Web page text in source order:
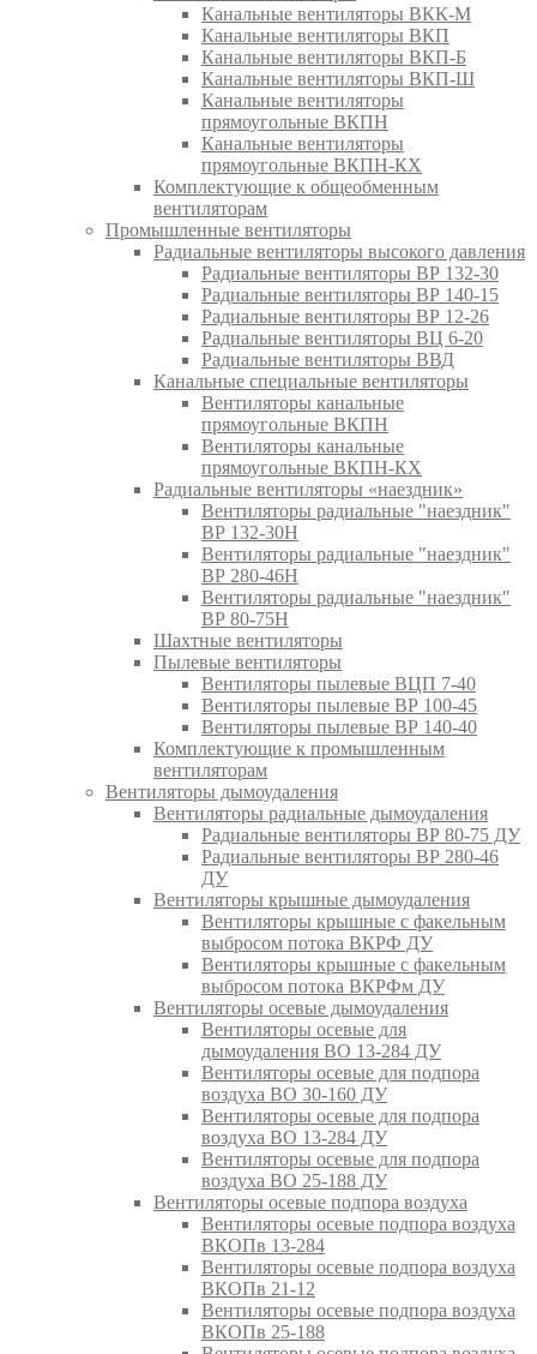
Канальные вентиляторы ВКК-М
Канальные вентиляторы ВКП
Канальные вентиляторы ВКП-Б
Канальные вентиляторы ВКП-Ш
Канальные вентиляторы
прямоугольные ВКПН
Канальные вентиляторы
прямоугольные ВКПН-КХ
Комплектующие к общеобменным
вентиляторам
Промышленные вентиляторы
Радиальные вентиляторы высокого давления
Радиальные вентиляторы ВР 132-30
Радиальные вентиляторы ВР 140-15
Радиальные вентиляторы ВР 12-26
Радиальные вентиляторы ВЦ 6-20
Радиальные вентиляторы ВВД
Канальные специальные вентиляторы
Вентиляторы канальные
прямоугольные ВКПН
Вентиляторы канальные
прямоугольные ВКПН-КХ
Радиальные вентиляторы «наездник»
Вентиляторы радиальные "наездник"
ВР 132-30Н
Вентиляторы радиальные "наездник"
ВР 280-46Н
Вентиляторы радиальные "наездник"
ВР 80-75Н
Шахтные вентиляторы
Пылевые вентиляторы
Вентиляторы пылевые ВЦП 7-40
Вентиляторы пылевые ВР 100-45
Вентиляторы пылевые ВР 140-40
Комплектующие к промышленным
вентиляторам
Вентиляторы дымоудаления
Вентиляторы радиальные дымоудаления
Радиальные вентиляторы ВР 80-75 ДУ
Радиальные вентиляторы ВР 280-46
ДУ
Вентиляторы крышные дымоудаления
Вентиляторы крышные с факельным
выбросом потока ВКРФ ДУ
Вентиляторы крышные с факельным
выбросом потока ВКРФм ДУ
Вентиляторы осевые дымоудаления
Вентиляторы осевые для
дымоудаления ВО 13-284 ДУ
Вентиляторы осевые для подпора
воздуха ВО 30-160 ДУ
Вентиляторы осевые для подпора
воздуха ВО 13-284 ДУ
Вентиляторы осевые для подпора
воздуха ВО 25-188 ДУ
Вентиляторы осевые подпора воздуха
Вентиляторы осевые подпора воздуха
ВКОПв 13-284
Вентиляторы осевые подпора воздуха
ВКОПв 21-12
Вентиляторы осевые подпора воздуха
ВКОПв 25-188